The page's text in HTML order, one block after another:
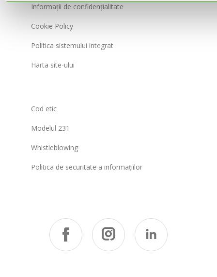
Informații de confidențialitate
Cookie Policy
Politica sistemului integrat
Harta site-ului
Cod etic
Modelul 231
Whistleblowing
Politica de securitate a informațiilor